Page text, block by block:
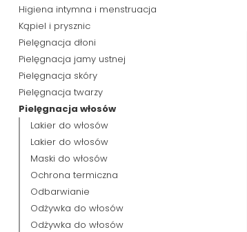
Higiena intymna i menstruacja
Kąpiel i prysznic
Pielęgnacja dłoni
Pielęgnacja jamy ustnej
Pielęgnacja skóry
Pielęgnacja twarzy
Pielęgnacja włosów
Lakier do włosów
Lakier do włosów
Maski do włosów
Ochrona termiczna
Odbarwianie
Odżywka do włosów
Odżywka do włosów